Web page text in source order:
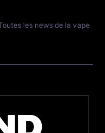
les news de la vape